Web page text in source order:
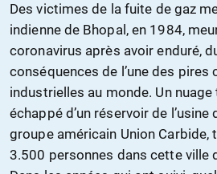
Des victimes de la fuite de gaz
indienne de Bhopal, en 1984,
coronavirus après avoir enduré,
conséquences de l’une des pires
industrielles au monde. Un nuage
échappé d’un réservoir de
groupe américain Union Carbide,
3.500 personnes dans cette ville